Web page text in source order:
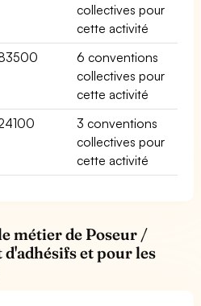
collectives pour
cette activité
6 conventions
collectives pour
cette activité
3 conventions
collectives pour
cette activité
métier de Poseur /
d'adhésifs et pour les